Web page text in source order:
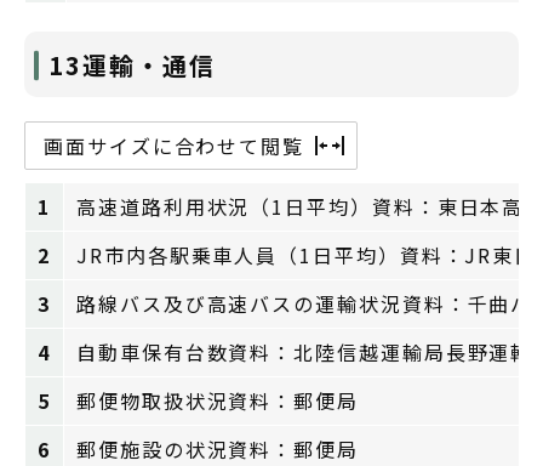
13運輸・通信
画面サイズに合わせて閲覧
1
高速道路利用状況（1日平均）資料：東日本高
2
JR市内各駅乗車人員（1日平均）資料：JR東日
3
路線バス及び高速バスの運輸状況資料：千曲バ
4
自動車保有台数資料：北陸信越運輸局長野運輸
5
郵便物取扱状況資料：郵便局
6
郵便施設の状況資料：郵便局